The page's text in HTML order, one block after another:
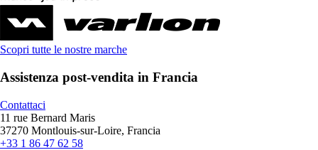
Scopri tutte le nostre marche
Assistenza post-vendita in Francia
Contattaci
11 rue Bernard Maris
37270 Montlouis-sur-Loire, Francia
+33 1 86 47 62 58